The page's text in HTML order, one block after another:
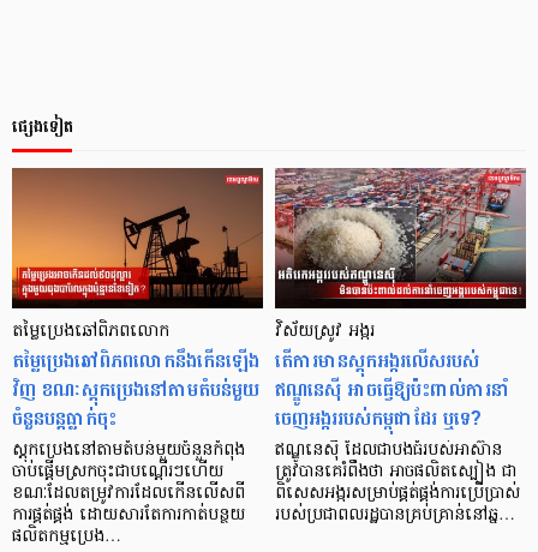
ផ្សេងទៀត
តម្លៃប្រេងឆៅពិភពលោក
តម្លៃប្រេងឆៅពិភពលោកនឹងកើនឡើង
វិញ ខណៈស្តុកប្រេងនៅតាមតំបន់មួយ
ចំនួនបន្ដធ្លាក់ចុះ
ស្តុកប្រេងនៅតាមតំបន់មួយចំនួនកំពុង
ចាប់ផ្តើមស្រកចុះជាបណ្ដើរៗហើយ
ខណៈដែលតម្រូវការដែលកើនលើសពី
ការផ្គត់ផ្គង់ ដោយសារតែការកាត់បន្ថយ
ផលិតកម្មប្រេង…
វិស័យស្រូវ អង្ករ
តើការមានស្តុកអង្ករលើសរបស់
ឥណ្ឌូនេស៊ី អាចធ្វើឱ្យប៉ះពាល់ការនាំ
ចេញអង្កររបស់កម្ពុជាដែរ ឬទេ?
ឥណ្ឌូនេស៊ី ដែលជាបងធំរបស់អាស៊ាន
ត្រូវបានគេរំពឹងថា អាចផលិតស្បៀង ជា
ពិសេសអង្ករសម្រាប់ផ្គត់ផ្គង់ការប្រើប្រាស់
របស់ប្រជាពលរដ្ឋបានគ្រប់គ្រាន់នៅឆ្ន…